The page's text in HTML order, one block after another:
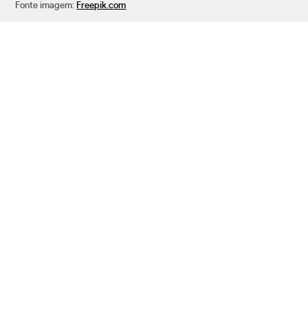
Fonte imagem: Freepik.com